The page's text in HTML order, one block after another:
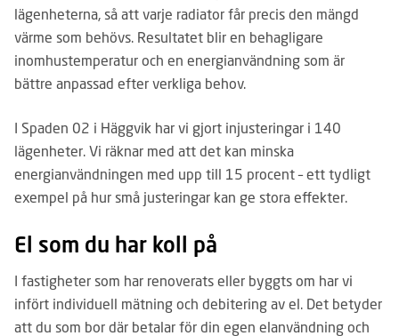
lägenheterna, så att varje radiator får precis den mängd
värme som behövs. Resultatet blir en behagligare
inomhustemperatur och en energianvändning som är
bättre anpassad efter verkliga behov.
I Spaden 02 i Häggvik har vi gjort injusteringar i 140
lägenheter. Vi räknar med att det kan minska
energianvändningen med upp till 15 procent – ett tydligt
exempel på hur små justeringar kan ge stora effekter.
El som du har koll på
I fastigheter som har renoverats eller byggts om har vi
infört individuell mätning och debitering av el. Det betyder
att du som bor där betalar för din egen elanvändning och